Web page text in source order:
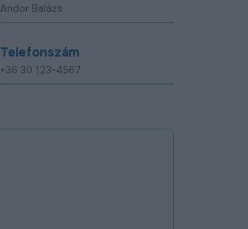
Telefonszám